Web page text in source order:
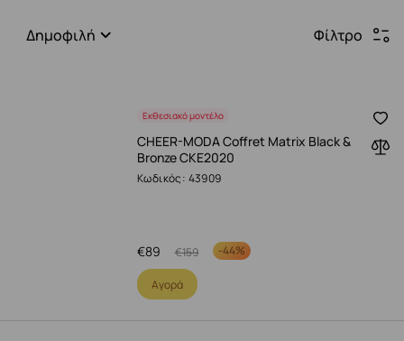
Δημοφιλή Φίλτρο
Εκθεσιακό μοντέλο
CHEER-MODA Coffret Matrix Black &
Bronze CKE2020
Κωδικός: 43909
89
€ 159
€ -44%
Αγορά